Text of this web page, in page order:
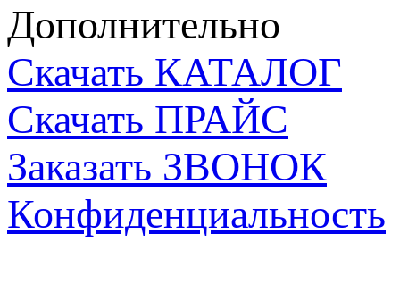
Дополнительно
Скачать КАТАЛОГ
Скачать ПРАЙС
Заказать ЗВОНОК
Конфиденциальность